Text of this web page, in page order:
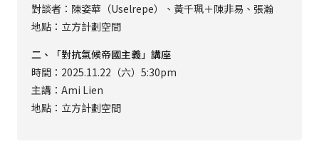
對談者：陳姿華（Uselrepe）、黃千珮＋陳非易、張瀚
地點：立方計劃空間
二、「對抗氣候帝國主義」講座
時間：2025.11.22（六）5:30pm
主講：Ami Lien
地點：立方計劃空間